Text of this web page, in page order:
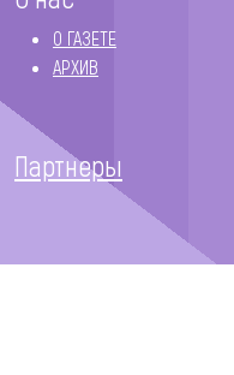
О ГАЗЕТЕ
АРХИВ
Партнеры